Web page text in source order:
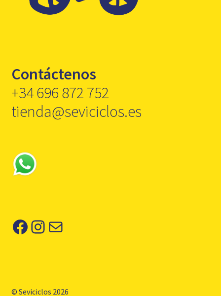
Contáctenos
+34 696 872 752
tienda@seviciclos.es
Facebook
Instagram
Correo electrónico
© Seviciclos 2026